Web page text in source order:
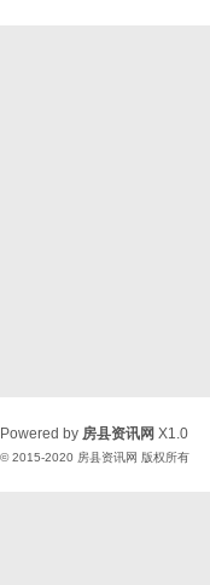
Powered by 房县资讯网 X1.0
© 2015-2020 房县资讯网 版权所有